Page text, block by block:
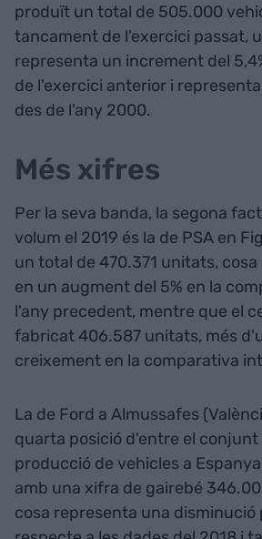
produït un total de 505.000
tancament de l'exercici passat,
representa un increment del
de l'exercici anterior i
des de l'any 2000.
Més xifres
Per la seva banda, la segona
volum el 2019 és la de PSA en
un total de 470.371 unitats,
en un augment del 5% en la
l'any precedent, mentre que el
fabricat 406.587 unitats, més
creixement en la comparativa
La de Ford a Almussafes
quarta posició d'entre el conjunt
producció de vehicles a
amb una xifra de gairebé
cosa representa una disminució